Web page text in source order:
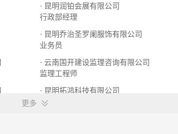
· 昆明润铂会展有限公司
行政部经理
· 昆明乔治圣罗阑服饰有限公司
业务员
· 云南国开建设监理咨询有限公司
监理工程师
· 昆明拓鸿科技有限公司
电话客服
更多